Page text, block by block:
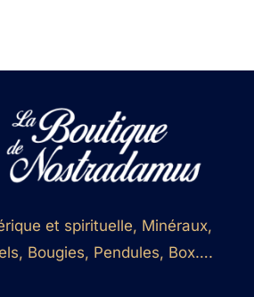
et spirituelle, Minéraux,
Bougies, Pendules, Box….